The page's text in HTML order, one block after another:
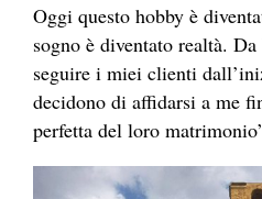
Oggi questo hobby è
sogno è diventato realtà.
seguire i miei clienti
decidono di affidarsi a me
perfetta del loro